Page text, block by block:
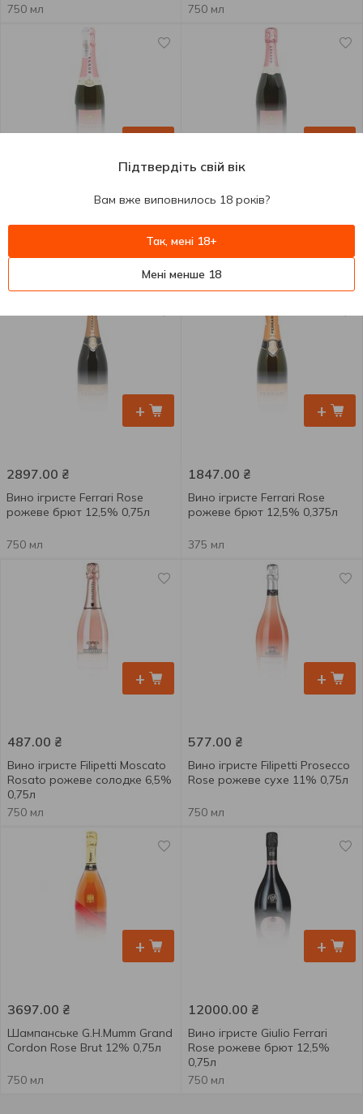
750 мл
750 мл
Шампанське Ferdinand
Bonnet Perle Rosee рожеве
брют 12,5% 0,375л
4597.00 ₴
Шампанське Ferdinand
Bonnet Perle Rosee рожеве
брют 12,5% 0,75л
750 мл
+
2897.00 ₴
Вино ігристе Ferrari Rose
рожеве брют 12,5% 0,75л
750 мл
+
1847.00 ₴
Вино ігристе Ferrari Rose
рожеве брют 12,5% 0,375л
375 мл
+
487.00 ₴
Вино ігристе Filipetti Moscato
Rosato рожеве солодке 6,5%
0,75л
750 мл
+
577.00 ₴
Вино ігристе Filipetti Prosecco
Rose рожеве сухе 11% 0,75л
750 мл
+
3697.00 ₴
Шампанське G.H.Mumm Grand
Cordon Rose Brut 12% 0,75л
750 мл
+
12000.00 ₴
Вино ігристе Giulio Ferrari
Rose рожеве брют 12,5%
0,75л
750 мл
Підтвердіть свій вік
Вам вже виповнилось 18 років?
Так, мені 18+
Мені менше 18